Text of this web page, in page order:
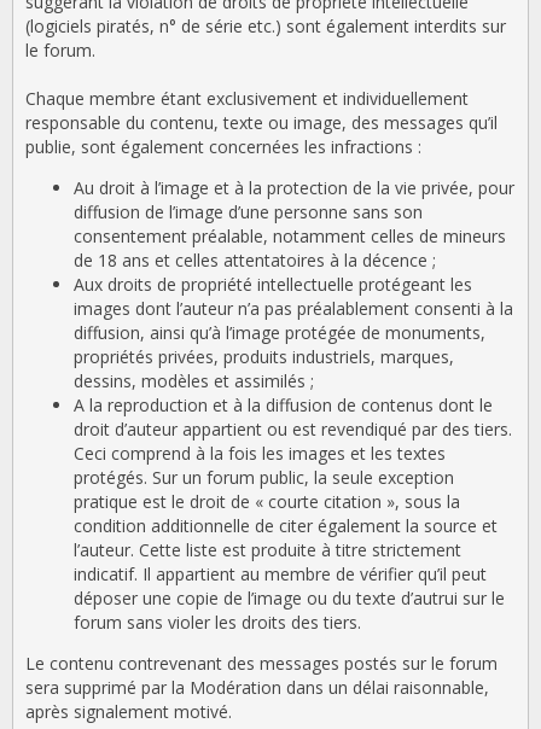
(logiciels piratés, n° de série etc.) sont également interdits sur
le forum.
Chaque membre étant exclusivement et individuellement
responsable du contenu, texte ou image, des messages qu’il
publie, sont également concernées les infractions :
Au droit à l’image et à la protection de la vie privée, pour
diffusion de l’image d’une personne sans son
consentement préalable, notamment celles de mineurs
de 18 ans et celles attentatoires à la décence ;
Aux droits de propriété intellectuelle protégeant les
images dont l’auteur n’a pas préalablement consenti à la
diffusion, ainsi qu’à l’image protégée de monuments,
propriétés privées, produits industriels, marques,
dessins, modèles et assimilés ;
A la reproduction et à la diffusion de contenus dont le
droit d’auteur appartient ou est revendiqué par des tiers.
Ceci comprend à la fois les images et les textes
protégés. Sur un forum public, la seule exception
pratique est le droit de « courte citation », sous la
condition additionnelle de citer également la source et
l’auteur. Cette liste est produite à titre strictement
indicatif. Il appartient au membre de vérifier qu’il peut
déposer une copie de l’image ou du texte d’autrui sur le
forum sans violer les droits des tiers.
Le contenu contrevenant des messages postés sur le forum
sera supprimé par la Modération dans un délai raisonnable,
après signalement motivé.